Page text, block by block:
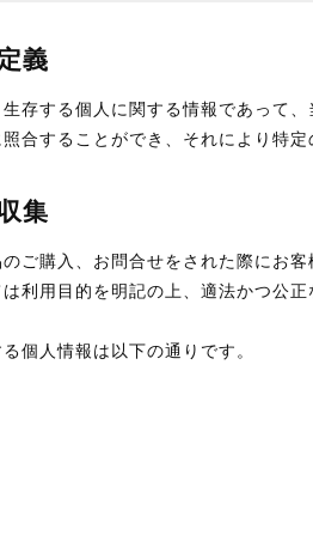
義
生存する個人に関する情報であって
合することができ、それにより特
集
ご購入、お問合せをされた際にお
利用目的を明記の上、適法かつ公正
個人情報は以下の通りです。